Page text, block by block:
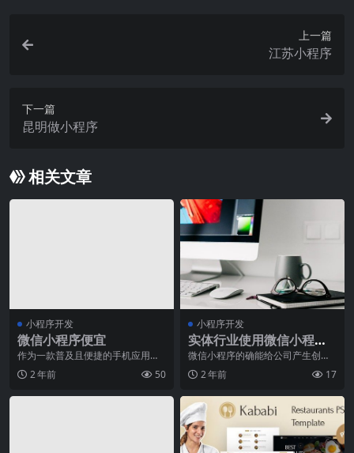
上一篇
江苏小程序
下一篇
昆明做小程序
相关文章
小程序开发
微信小程序便宜
作为一款普及且便捷的手机应用程
序，微信小程序在近几年的发展中
备受关注。它不仅改变
2 年前 50
小程序开发
实体行业使用微信小程序
助推越来越大
微信小程序的确能给公司产生创业
商机跟收益，很多店家和公司都看
到了微信小程序的发展
2 年前 17